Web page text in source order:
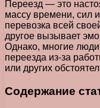
Переезд — это
массу времени, сил
перевозка всей
другое вызывает
Однако, многие
переезда из-за
или других
Содержание